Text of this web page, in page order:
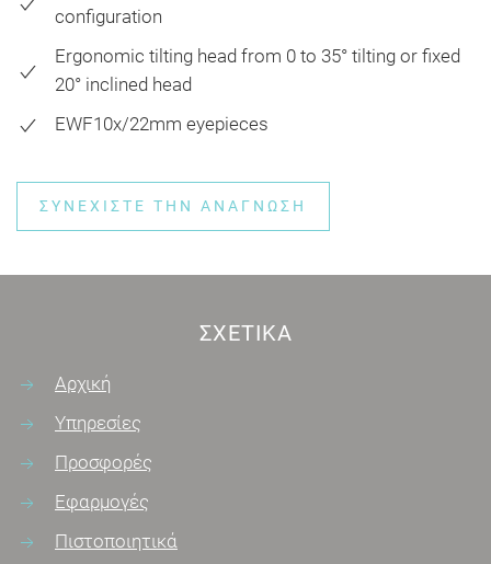
configuration
Ergonomic tilting head from 0 to 35° tilting or fixed
20° inclined head
EWF10x/22mm eyepieces
ΣΥΝΕΧΊΣΤΕ ΤΗΝ ΑΝΆΓΝΩΣΗ
ΣΧΕΤΙΚΆ
Αρχική
Υπηρεσίες
Προσφορές
Εφαρμογές
Πιστοποιητικά